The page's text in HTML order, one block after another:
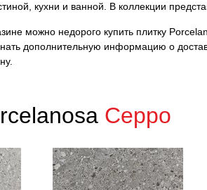
кухни и ванной. В коллекции
можно недорого купить плитку
дополнительную информацию о
Ceppo